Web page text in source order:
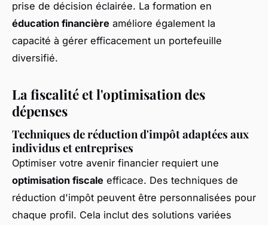
prise de décision éclairée. La formation en
éducation financière améliore également la
capacité à gérer efficacement un portefeuille
diversifié.
La fiscalité et l'optimisation des
dépenses
Techniques de réduction d'impôt adaptées aux
individus et entreprises
Optimiser votre avenir financier requiert une
optimisation fiscale efficace. Des techniques de
réduction d'impôt peuvent être personnalisées pour
chaque profil. Cela inclut des solutions variées